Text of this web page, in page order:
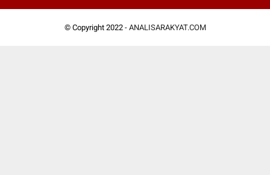
© Copyright 2022 - ANALISARAKYAT.COM